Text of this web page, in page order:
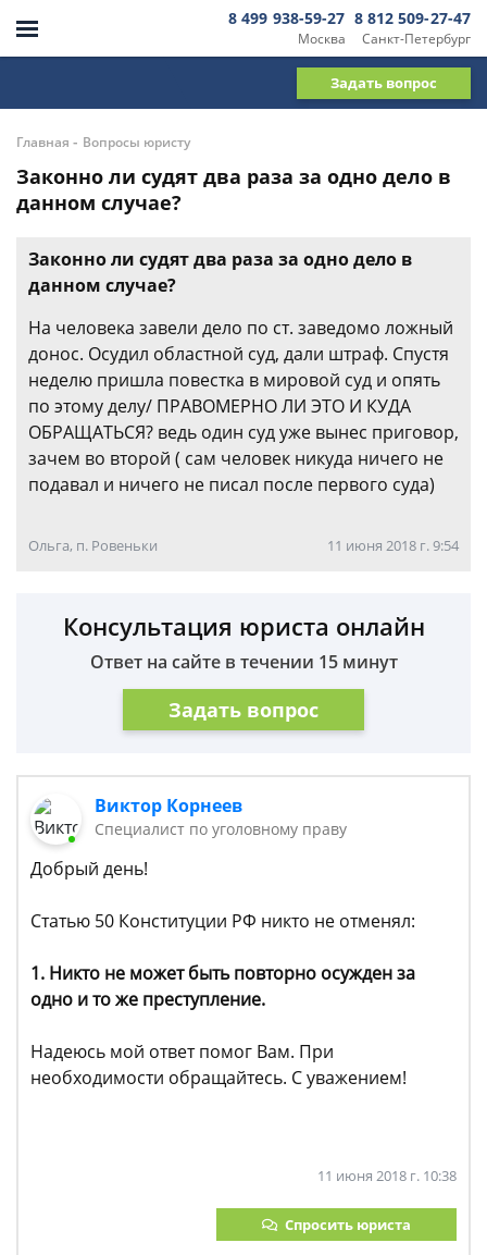
Москва
8 499 938-59-27
Санкт-Петербург
8 812 509-27-47
Задать вопрос
Главная - Вопросы юристу
Законно ли судят два раза за одно дело в
данном случае?
Законно ли судят два раза за одно дело в
данном случае?
На человека завели дело по ст. заведомо ложный
донос. Осудил областной суд, дали штраф. Спустя
неделю пришла повестка в мировой суд и опять
по этому делу/ ПРАВОМЕРНО ЛИ ЭТО И КУДА
ОБРАЩАТЬСЯ? ведь один суд уже вынес приговор,
зачем во второй ( сам человек никуда ничего не
подавал и ничего не писал после первого суда)
Ольга, п. Ровеньки 11 июня 2018 г. 9:54
Консультация юриста онлайн
Ответ на сайте в течении 15 минут
Задать вопрос
Виктор Корнеев
Cпециалист по уголовному праву
Добрый день!
Статью 50 Конституции РФ никто не отменял:
1. Никто не может быть повторно осужден за
одно и то же преступление.
Надеюсь мой ответ помог Вам. При
необходимости обращайтесь. С уважением!
11 июня 2018 г. 10:38
Спросить юриста